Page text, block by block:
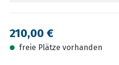
Regulärer Preis:
210,00 €
freie Plätze vorhanden